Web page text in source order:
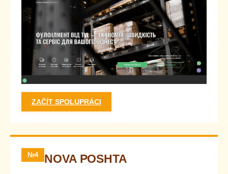
ZAČÍT SPOLUPRÁCI
№4
NOVA POSHTA